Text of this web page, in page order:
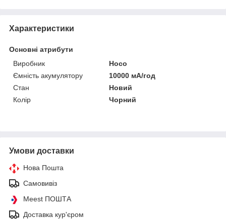
Характеристики
Основні атрибути
Виробник
Hoco
Ємність акумулятору
10000 мА/год
Стан
Новий
Колір
Чорний
Умови доставки
Нова Пошта
Самовивіз
Meest ПОШТА
Доставка кур'єром